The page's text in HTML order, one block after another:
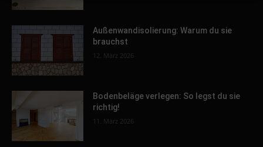
Außenwandisolierung: Warum du sie
brauchst
12. März 2026
Bodenbeläge verlegen: So legst du sie
richtig!
11. März 2026